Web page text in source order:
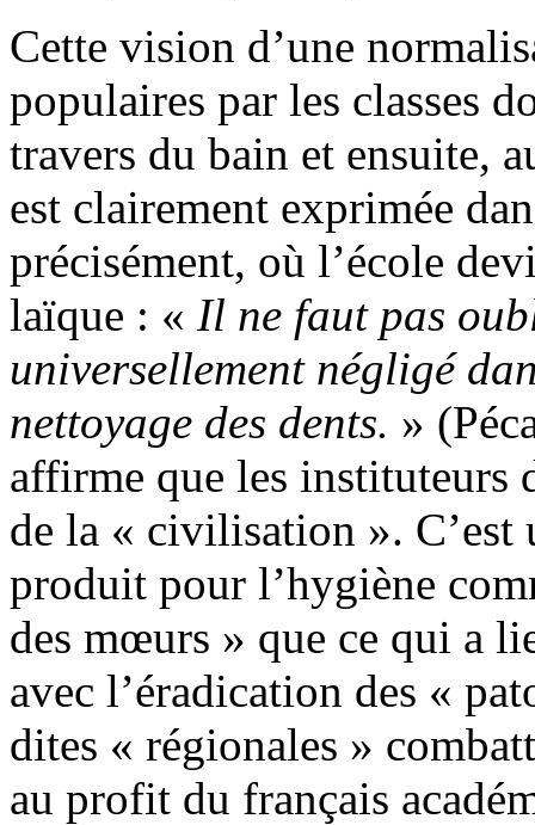
Cette vision d’une
populaires par les classes
travers du bain et ensuite,
est clairement exprimée
précisément, où l’école
laïque : « Il ne faut pas
universellement négligé
nettoyage des dents. »
affirme que les instituteurs
de la « civilisation ». C’est
produit pour l’hygiène
des mœurs » que ce qui a
avec l’éradication des «
dites « régionales »
au profit du français